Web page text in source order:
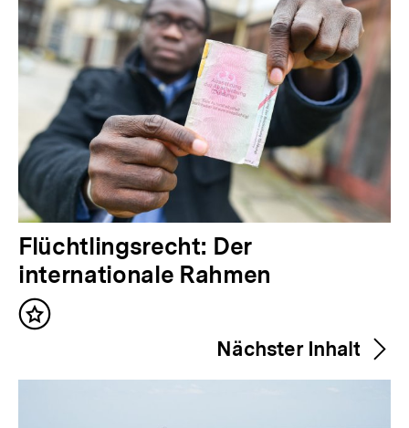
V
o
r
h
r
Flüchtlingsrecht: Der
internationale Rahmen
Inhalt
Nächster Inhalt